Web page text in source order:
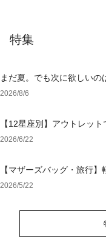
特集
まだ夏。でも次に欲しいの
2026/8/6
【12星座別】アウトレッ
グ＆小物
2026/6/22
【マザーズバッグ・旅行
較！後悔しない選び方
2026/5/22